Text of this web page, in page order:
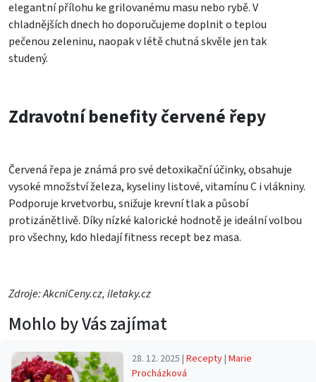
elegantní přílohu ke grilovanému masu nebo rybě. V
chladnějších dnech ho doporučujeme doplnit o teplou
pečenou zeleninu, naopak v létě chutná skvěle jen tak
studený.
Zdravotní benefity červené řepy
Červená řepa je známá pro své detoxikační účinky, obsahuje
vysoké množství železa, kyseliny listové, vitamínu C i vlákniny.
Podporuje krvetvorbu, snižuje krevní tlak a působí
protizánětlivě. Díky nízké kalorické hodnotě je ideální volbou
pro všechny, kdo hledají fitness recept bez masa.
Zdroje: AkcniCeny.cz, iletaky.cz
Mohlo by Vás zajímat
28. 12. 2025 |Recepty|Marie
Procházková